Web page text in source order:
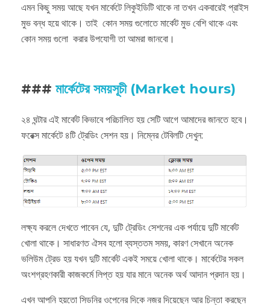
এমন কিছু সময় আছে যখন মার্কেটে লিকুইডিটি থাকে না তখন একবারেই প্রাইস
মুভ বন্ধ হয়ে থাকে। তাই কোন সময় গুলোতে মার্কেট মুভ বেশি থাকে এবং
কোন সময় গুলো করার উপযোগী তা আমরা জানবো।
### মার্কেটের সময়সূচী (Market hours)
২৪ ঘন্টার এই মার্কেট কিভাবে পরিচালিত হয় সেটি আগে আমাদের জানতে হবে।
ফরেক্স মার্কেটে ৪টি ট্রেডিং সেশন হয়। নিম্নের টেবিলটি দেখুন:
লক্ষ্য করলে দেখতে পাবেন যে, দুটি ট্রেডিং সেশনের এক পর্যায়ে দুটি মার্কেট
খোলা থাকে। সাধারণত ঐসব হলো ব্যস্ততম সময়, কারণ সেখানে অনেক
ভলিউম ট্রেড হয় যখন দুটি মার্কেট একই সময়ে খোলা থাকে। মার্কেটের সকল
অংশগ্রহণকারী কাজকর্মে লিপ্ত হয় যার মানে অনেক অর্থ আদান প্রদান হয়।
এখন আপনি হয়তো সিডনির ওপেনের দিকে নজর দিয়েছেন আর চিন্তা করছেন